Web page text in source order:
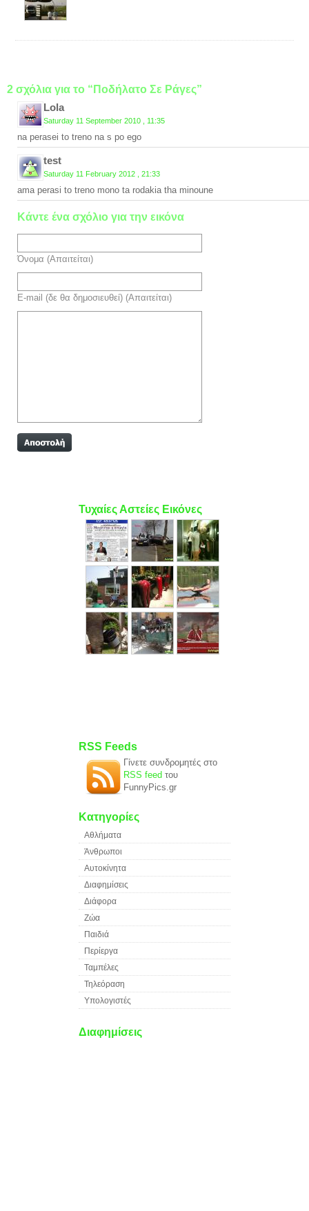
2 σχόλια για το “Ποδήλατο Σε Ράγες”
Lola
Saturday 11 September 2010 , 11:35
na perasei to treno na s po ego
test
Saturday 11 February 2012 , 21:33
ama perasi to treno mono ta rodakia tha minoune
Κάντε ένα σχόλιο για την εικόνα
Όνομα (Απαιτείται)
E-mail (δε θα δημοσιευθεί) (Απαιτείται)
Τυχαίες Αστείες Εικόνες
RSS Feeds
Γίνετε συνδρομητές στο
RSS feed του
FunnyPics.gr
Κατηγορίες
Αθλήματα
Άνθρωποι
Αυτοκίνητα
Διαφημίσεις
Διάφορα
Ζώα
Παιδιά
Περίεργα
Ταμπέλες
Τηλεόραση
Υπολογιστές
Διαφημίσεις